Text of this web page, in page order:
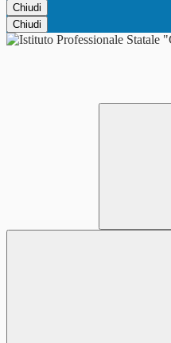
Chiudi
Chiudi